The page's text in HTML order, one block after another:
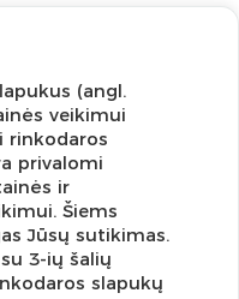
(angl.
veikimui
rinkodaros
privalomi
ir
Šiems
Jūsų sutikimas.
3-ių šalių
slapukų